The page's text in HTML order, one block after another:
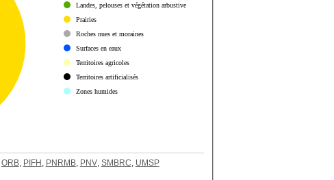
Landes, pelouses et végétation arbustive
Prairies
Roches nues et moraines
Surfaces en eaux
Territoires agricoles
Territoires artificialisés
Zones humides
ORB, PIFH , PNRMB, PNV, SMBRC, UMSP